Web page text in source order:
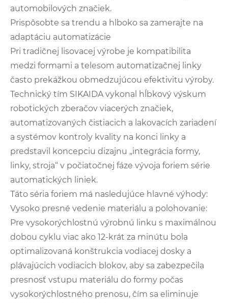
automobilových značiek.
Prispôsobte sa trendu a hlboko sa zamerajte na
adaptáciu automatizácie
Pri tradičnej lisovacej výrobe je kompatibilita
medzi formami a telesom automatizačnej linky
často prekážkou obmedzujúcou efektivitu výroby.
Technický tím SIKAIDA vykonal hĺbkový výskum
robotických zberačov viacerých značiek,
automatizovaných čistiacich a lakovacích zariadení
a systémov kontroly kvality na konci linky a
predstavil koncepciu dizajnu „integrácia formy,
linky, stroja“ v počiatočnej fáze vývoja foriem série
automatických liniek.
Táto séria foriem má nasledujúce hlavné výhody:
Vysoko presné vedenie materiálu a polohovanie:
Pre vysokorýchlostnú výrobnú linku s maximálnou
dobou cyklu viac ako 12-krát za minútu bola
optimalizovaná konštrukcia vodiacej dosky a
plávajúcich vodiacich blokov, aby sa zabezpečila
presnosť vstupu materiálu do formy počas
vysokorýchlostného prenosu, čím sa eliminuje